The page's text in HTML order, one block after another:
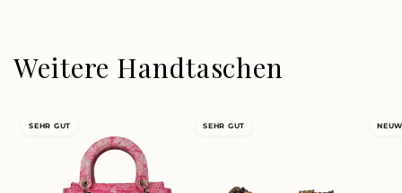
Weitere Handtaschen
SEHR GUT SEHR GUT